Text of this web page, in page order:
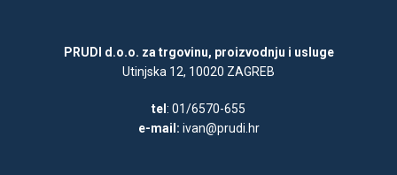
PRUDI d.o.o. za trgovinu, proizvodnju i usluge
Utinjska 12, 10020 ZAGREB
tel : 01/6570-655
e-mail: ivan@prudi.hr